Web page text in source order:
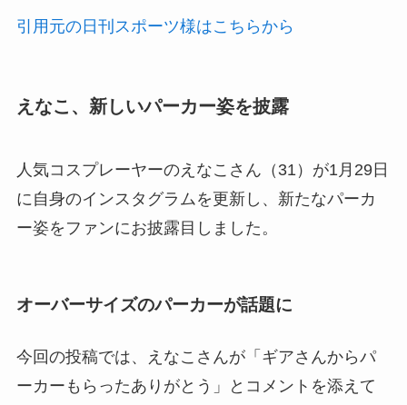
引用元の日刊スポーツ様はこちらから
えなこ、新しいパーカー姿を披露
人気コスプレーヤーのえなこさん（31）が1月29日
に自身のインスタグラムを更新し、新たなパーカ
ー姿をファンにお披露目しました。
オーバーサイズのパーカーが話題に
今回の投稿では、えなこさんが「ギアさんからパ
ーカーもらったありがとう」とコメントを添えて